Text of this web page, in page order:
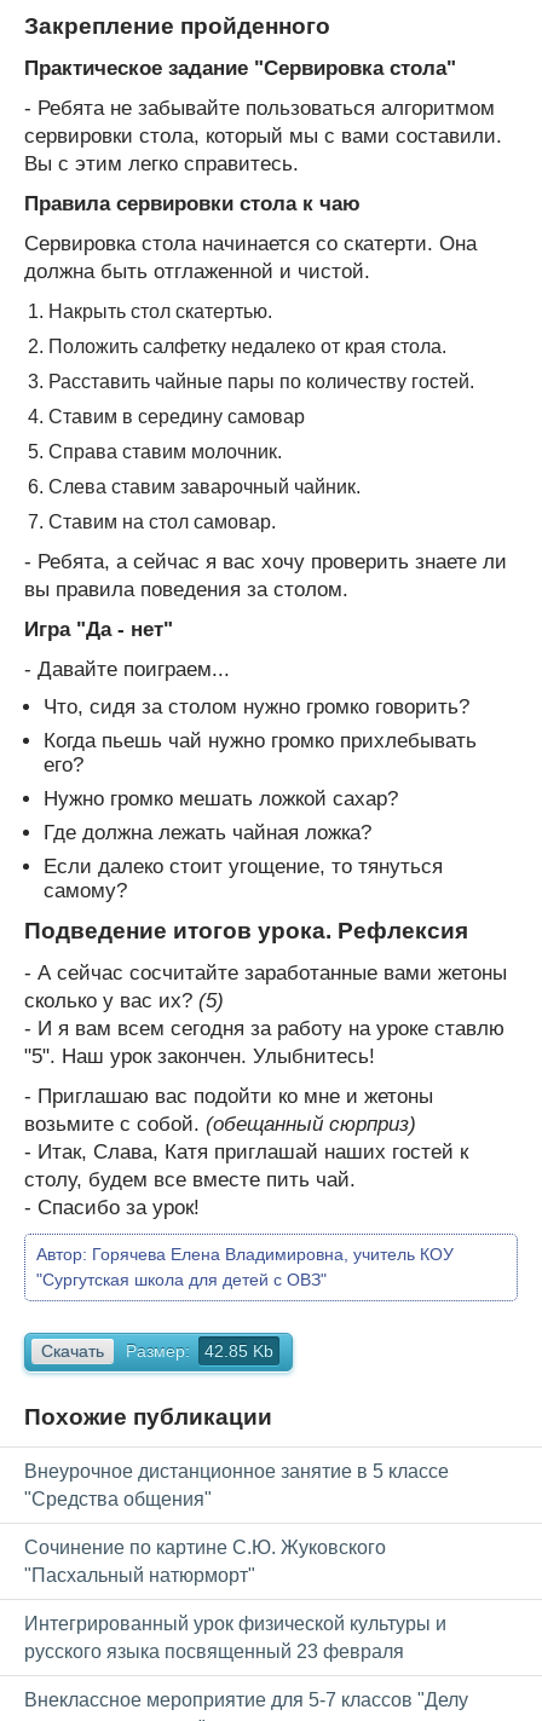
Закрепление пройденного
Практическое задание "Сервировка стола"
- Ребята не забывайте пользоваться алгоритмом
сервировки стола, который мы с вами составили.
Вы с этим легко справитесь.
Правила сервировки стола к чаю
Сервировка стола начинается со скатерти. Она
должна быть отглаженной и чистой.
Накрыть стол скатертью.
Положить салфетку недалеко от края стола.
Расставить чайные пары по количеству гостей.
Ставим в середину самовар
Справа ставим молочник.
Слева ставим заварочный чайник.
Ставим на стол самовар.
- Ребята, а сейчас я вас хочу проверить знаете ли
вы правила поведения за столом.
Игра "Да - нет"
- Давайте поиграем...
Что, сидя за столом нужно громко говорить?
Когда пьешь чай нужно громко прихлебывать
его?
Нужно громко мешать ложкой сахар?
Где должна лежать чайная ложка?
Если далеко стоит угощение, то тянуться
самому?
Подведение итогов урока. Рефлексия
- А сейчас сосчитайте заработанные вами жетоны
сколько у вас их? (5)
- И я вам всем сегодня за работу на уроке ставлю
"5". Наш урок закончен. Улыбнитесь!
- Приглашаю вас подойти ко мне и жетоны
возьмите с собой. (обещанный сюрприз)
- Итак, Слава, Катя приглашай наших гостей к
столу, будем все вместе пить чай.
- Спасибо за урок!
Автор: Горячева Елена Владимировна, учитель КОУ
"Сургутская школа для детей с ОВЗ"
Скачать Размер: 42.85 Kb
Похожие публикации
Внеурочное дистанционное занятие в 5 классе
"Средства общения"
Сочинение по картине С.Ю. Жуковского
"Пасхальный натюрморт"
Интегрированный урок физической культуры и
русского языка посвященный 23 февраля
Внеклассное мероприятие для 5-7 классов "Делу